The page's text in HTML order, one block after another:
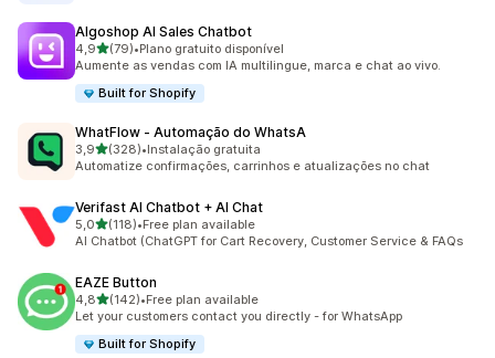
Algoshop AI Sales Chatbot
4,9de 5 estrelas
(79)
79 total de avaliações
•Plano gratuito disponível
Aumente as vendas com IA multilingue, marca e chat ao vivo.
Built for Shopify
WhatFlow ‑ Automação do WhatsA
3,9de 5 estrelas
(328)
328 total de avaliações
•Instalação gratuita
Automatize confirmações, carrinhos e atualizações no chat
Verifast AI Chatbot + AI Chat
5,0de 5 estrelas
(118)
118 total de avaliações
•Free plan available
AI Chatbot (ChatGPT for Cart Recovery, Customer Service & FAQs
EAZE Button
4,8de 5 estrelas
(142)
142 total de avaliações
•Free plan available
Let your customers contact you directly - for WhatsApp
Built for Shopify